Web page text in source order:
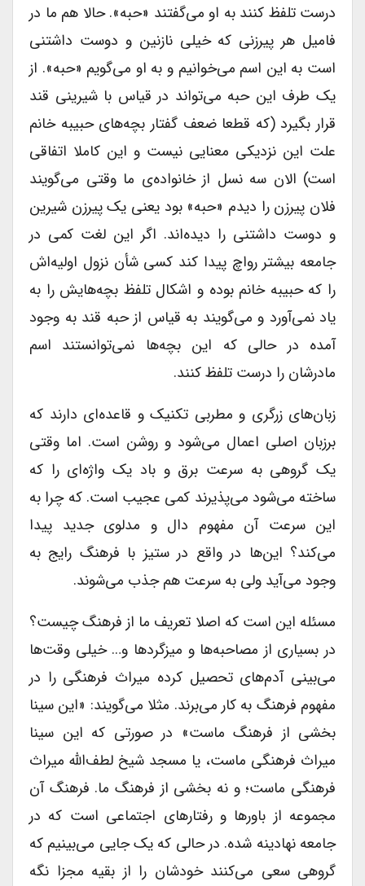
درست تلفظ کنند به او می‌گفتند «حبه». حالا هم ما در
فامیل هر پیرزنی که خیلی نازنین و دوست داشتنی
است به این اسم می‌خوانیم و به او می‌گویم «حبه». از
یک طرف این حبه می‌تواند در قیاس با شیرینی قند
قرار بگیرد (که قطعا ضعف گفتار بچه‌های حبیبه خانم
علت این نزدیکی معنایی نیست و این کاملا اتفاقی
است) الان سه نسل از خانواده‌ی ما وقتی می‌گویند
فلان پیرزن را دیدم «حبه» بود یعنی یک پیرزن شیرین
و دوست داشتنی را دیده‌اند. اگر این لغت کمی در
جامعه بیشتر رواچ پیدا کند کسی شأن نزول اولیه‌اش
را که حبیبه خانم بوده و اشکال تلفظ بچه‌هایش را به
یاد نمی‌آورد و می‌گویند به قیاس از حبه قند به وجود
آمده در حالی که این بچه‌ها نمی‌توانستند اسم
مادرشان را درست تلفظ کنند.
زبان‌های زرگری و مطربی تکنیک و قاعده‌ای دارند که
برزبان اصلی اعمال می‌شود و روشن است. اما وقتی
یک گروهی به سرعت برق و باد یک واژه‌ای را که
ساخته می‌شود می‌پذیرند کمی عجیب است. که چرا به
این سرعت آن مفهوم دال و مدلوی جدید پیدا
می‌کند؟ این‌ها در واقع در ستیز با فرهنگ رایج به
وجود می‌آید ولی به سرعت هم جذب می‌شوند.
مسئله این است که اصلا تعریف ما از فرهنگ چیست؟
در بسیاری از مصاحبه‌ها و میزگردها و… خیلی وقت‌ها
می‌بینی آدم‌های تحصیل کرده میراث فرهنگی را در
مفهوم فرهنگ به کار می‌برند. مثلا می‌گویند: «این سینا
بخشی از فرهنگ ماست» در صورتی که این سینا
میراث فرهنگی ماست، یا مسجد شیخ لطف‌‌الله میراث
فرهنگی ماست؛ و نه بخشی از فرهنگ ما. فرهنگ آن
مجموعه از باورها و رفتارهای اجتماعی است که در
جامعه نهادینه شده. در حالی که یک جایی می‌بینیم که
گروهی سعی می‌کنند خودشان را از بقیه مجزا نگه